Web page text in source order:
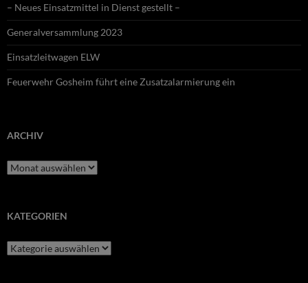
– Neues Einsatzmittel in Dienst gestellt –
Generalversammlung 2023
Einsatzleitwagen ELW
Feuerwehr Gosheim führt eine Zusatzalarmierung ein
ARCHIV
Archiv
KATEGORIEN
Kategorien